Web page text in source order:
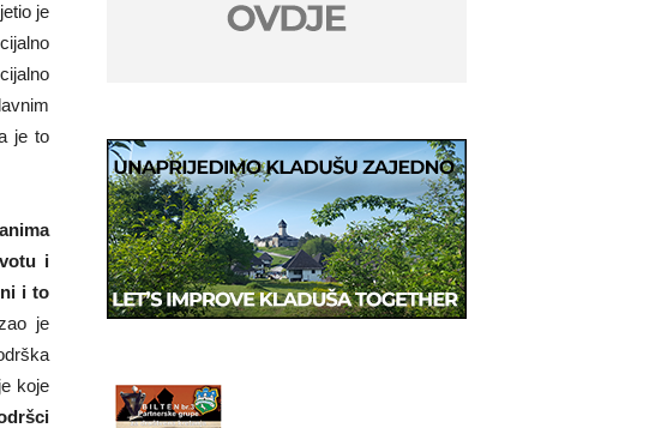
je
je to
i
i to
je
koje